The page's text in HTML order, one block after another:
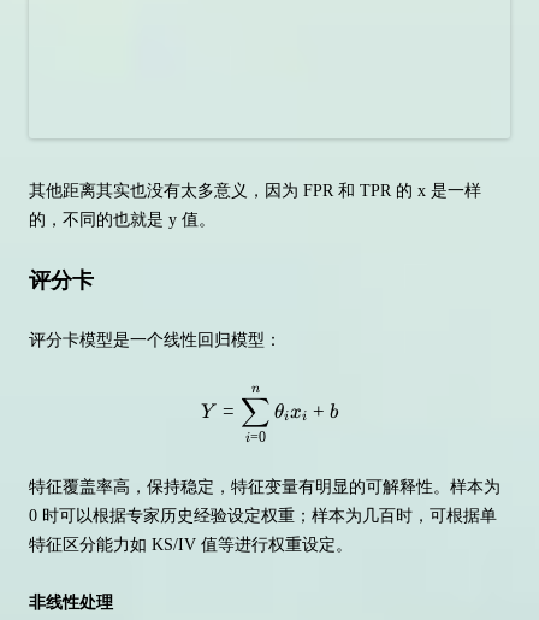
其他距离其实也没有太多意义，因为 FPR 和 TPR 的 x 是一样
的，不同的也就是 y 值。
评分卡
评分卡模型是一个线性回归模型：
Y =
i=0
∑
n
θixi + b
特征覆盖率高，保持稳定，特征变量有明显的可解释性。样本为
0 时可以根据专家历史经验设定权重；样本为几百时，可根据单
特征区分能力如 KS/IV 值等进行权重设定。
非线性处理